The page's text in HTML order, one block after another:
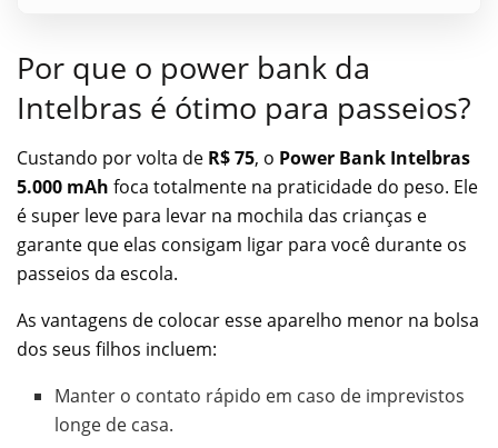
Por que o power bank da
Intelbras é ótimo para passeios?
Custando por volta de R$ 75, o Power Bank Intelbras
5.000 mAh foca totalmente na praticidade do peso. Ele
é super leve para levar na mochila das crianças e
garante que elas consigam ligar para você durante os
passeios da escola.
As vantagens de colocar esse aparelho menor na bolsa
dos seus filhos incluem:
Manter o contato rápido em caso de imprevistos
longe de casa.